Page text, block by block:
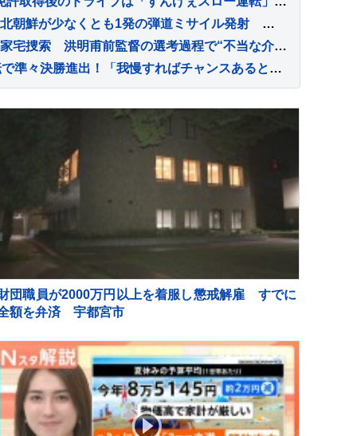
「厳重に抗議し強く非難」北朝鮮が少なくとも1発の弾道ミサイル発射 日本のEEZ＝排他的経済水域への飛来は確認されず 今年は4月以来6回目
韓国サッカー協会に警察の家宅捜索 洪明甫前監督の選考過程で“不当な介入”なかったか捜査 李在明大統領も「身内重視の人事の失敗」痛烈批判
張本美和、0－2から大逆転で準々決勝進出！「我慢すればチャンスあると思っていた」松島輝空らもベスト8入り【卓球・WTT横浜】
団職員が2000万円以上を着服し懲戒解雇 すでに
額を弁済 宇都宮市